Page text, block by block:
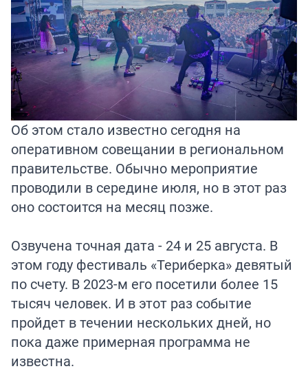
Об этом стало известно сегодня на
оперативном совещании в региональном
правительстве. Обычно мероприятие
проводили в середине июля, но в этот раз
оно состоится на месяц позже.
Озвучена точная дата - 24 и 25 августа. В
этом году фестиваль «Териберка» девятый
по счету. В 2023-м его посетили более 15
тысяч человек. И в этот раз событие
пройдет в течении нескольких дней, но
пока даже примерная программа не
известна.